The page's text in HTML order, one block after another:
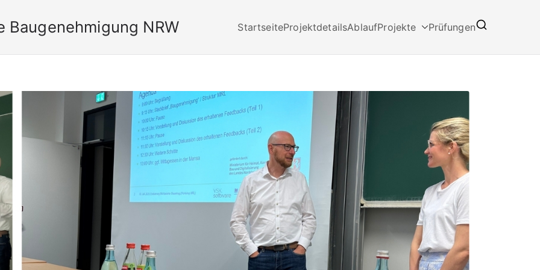
Baugenehmigung NRW StartseiteProjektdetailsAblaufProjekte Prüfungen